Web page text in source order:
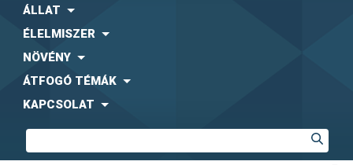
ÁLLAT
ÉLELMISZER
NÖVÉNY
ÁTFOGÓ TÉMÁK
KAPCSOLAT